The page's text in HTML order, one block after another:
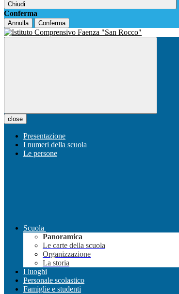
Chiudi
Conferma
Annulla Conferma
close
Presentazione
I numeri della scuola
Le persone
Scuola
Panoramica
Le carte della scuola
Organizzazione
La storia
I luoghi
Personale scolastico
Famiglie e studenti